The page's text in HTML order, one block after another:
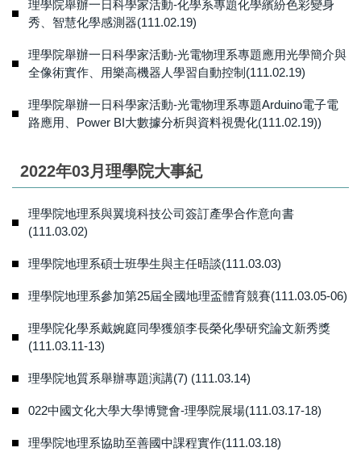
理學院舉辦一日科學家活動-化學系專題化學繽紛色彩變身
秀、智慧化學感測器(111.02.19)
理學院舉辦一日科學家活動-光電物理系專題應用光學簡介與
全像術實作、用樂高機器人學習自動控制(111.02.19)
理學院舉辦一日科學家活動-光電物理系專題Arduino電子電
路應用、Power BI大數據分析與資料視覺化(111.02.19))
2022年03月理學院大事紀
理學院地理系與翼境科技公司簽訂產學合作意向書
(111.03.02)
理學院地理系碩士班學生與主任晤談(111.03.03)
理學院地理系參加第25屆全國地理盃體育競賽(111.03.05-06)
理學院化學系戴婉庭同學獲頒李長榮化學研究論文新秀獎
(111.03.11-13)
理學院地質系舉辦專題演講(7) (111.03.14)
022中國文化大學大學博覽會-理學院展場(111.03.17-18)
理學院地理系協助至善國中課程實作(111.03.18)